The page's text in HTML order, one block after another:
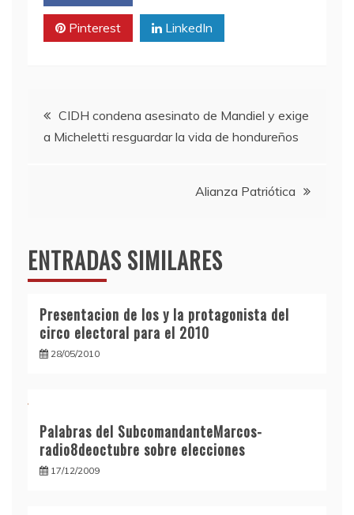
Pinterest LinkedIn
Navegación
de
CIDH condena asesinato de Mandiel y exige
a Micheletti resguardar la vida de hondureños
Alianza Patriótica
ENTRADAS SIMILARES
Presentacion de los y la protagonista del
circo electoral para el 2010
28/05/2010
Palabras del SubcomandanteMarcos-
radio8deoctubre sobre elecciones
17/12/2009